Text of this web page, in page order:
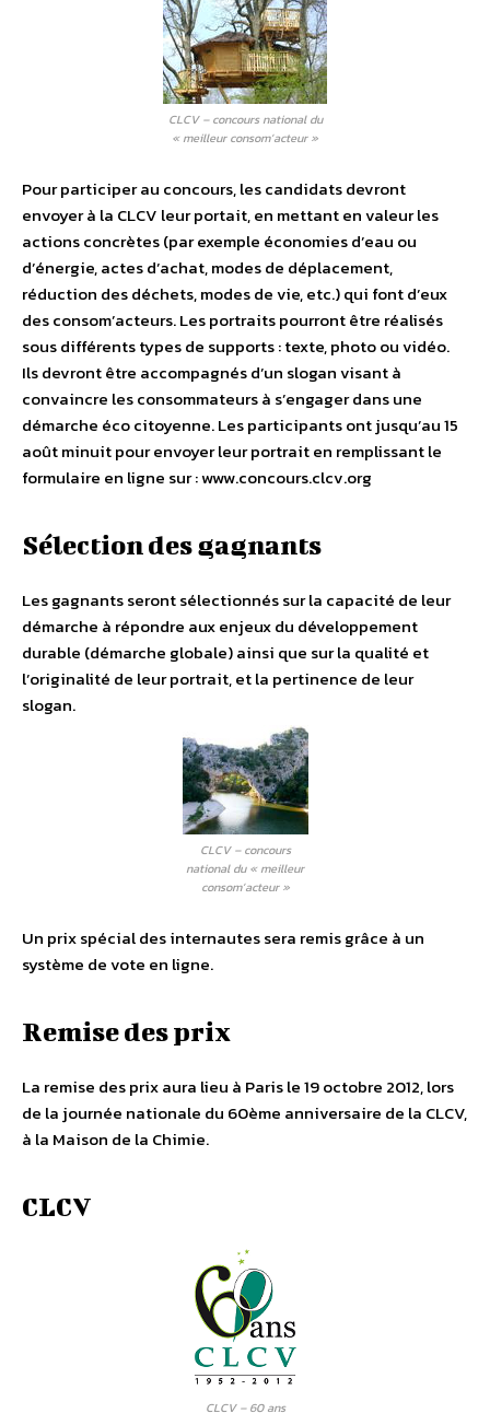
CLCV – concours national du
« meilleur consom’acteur »
Pour participer au concours, les candidats devront
envoyer à la CLCV leur portait, en mettant en valeur les
actions concrètes (par exemple économies d’eau ou
d’énergie, actes d’achat, modes de déplacement,
réduction des déchets, modes de vie, etc.) qui font d’eux
des consom’acteurs. Les portraits pourront être réalisés
sous différents types de supports : texte, photo ou vidéo.
Ils devront être accompagnés d’un slogan visant à
convaincre les consommateurs à s’engager dans une
démarche éco citoyenne. Les participants ont jusqu’au 15
août minuit pour envoyer leur portrait en remplissant le
formulaire en ligne sur : www.concours.clcv.org
Sélection des gagnants
Les gagnants seront sélectionnés sur la capacité de leur
démarche à répondre aux enjeux du développement
durable (démarche globale) ainsi que sur la qualité et
l’originalité de leur portrait, et la pertinence de leur
slogan.
CLCV – concours
national du « meilleur
consom’acteur »
Un prix spécial des internautes sera remis grâce à un
système de vote en ligne.
Remise des prix
La remise des prix aura lieu à Paris le 19 octobre 2012, lors
de la journée nationale du 60ème anniversaire de la CLCV,
à la Maison de la Chimie.
CLCV
CLCV – 60 ans